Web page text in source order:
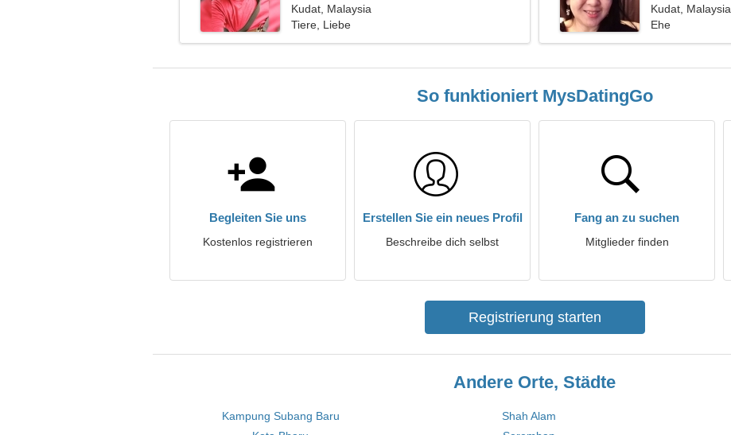
Kudat, Malaysia
Tiere, Liebe
Kudat, Malaysia
Ehe
So funktioniert MysDatingGo
Begleiten Sie uns
Kostenlos registrieren
Erstellen Sie ein neues Profil
Beschreibe dich selbst
Fang an zu suchen
Mitglieder finden
Registrierung starten
Andere Orte, Städte
Kampung Subang Baru Shah Alam